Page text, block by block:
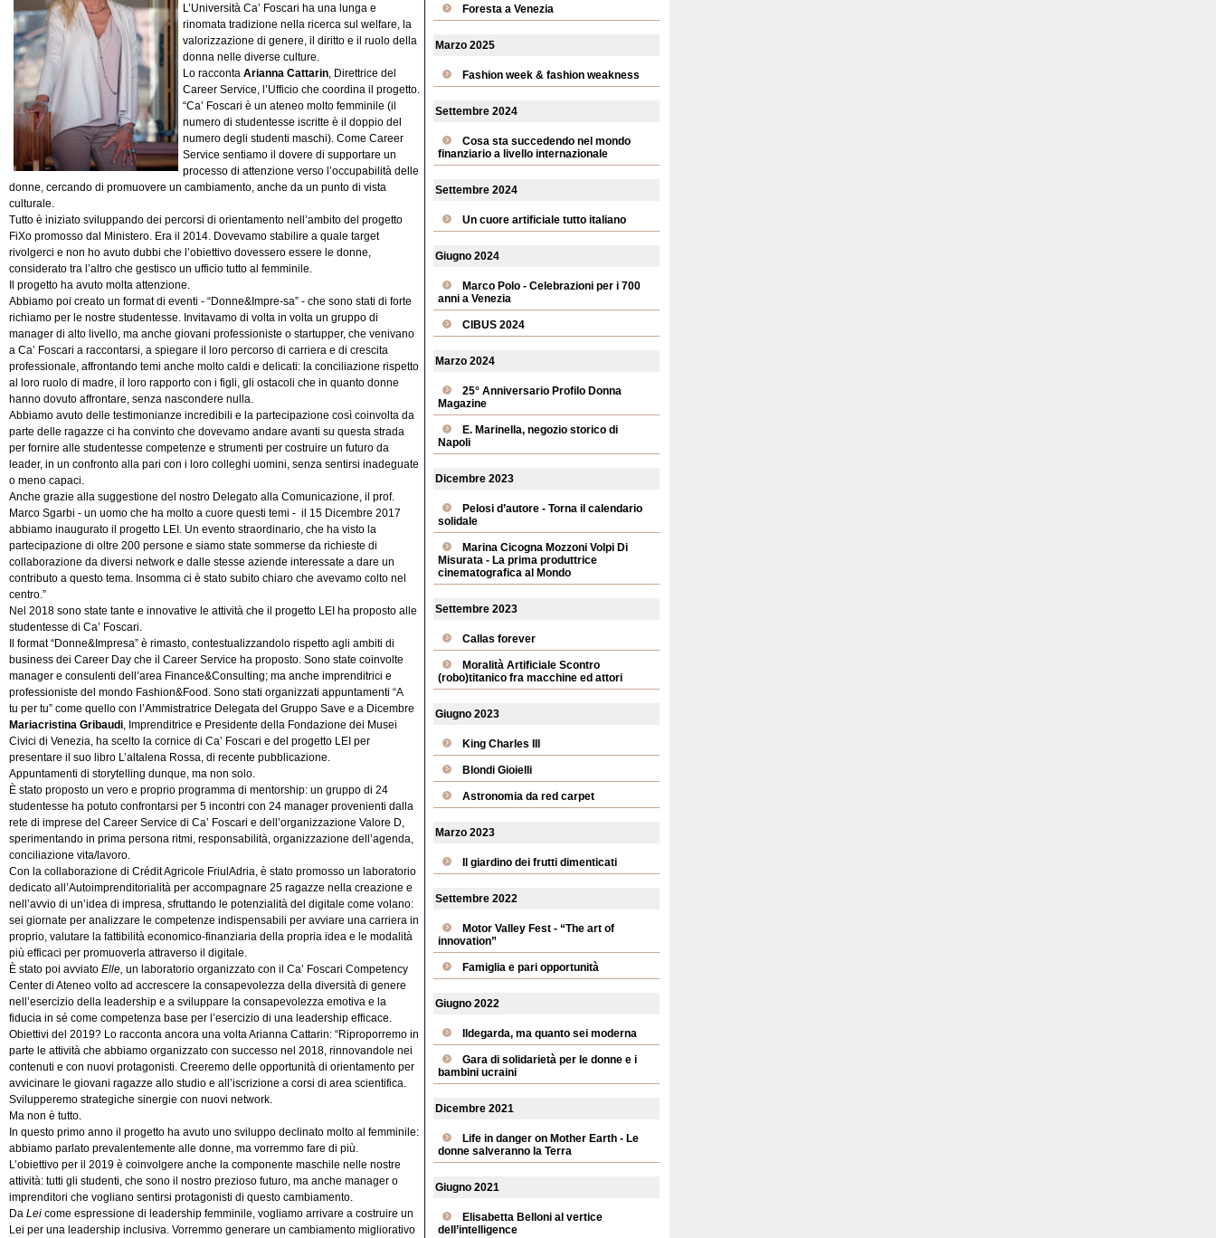
L’Università Ca’ Foscari ha una lunga e
rinomata tradizione nella ricerca sul welfare, la
valorizzazione di genere, il diritto e il ruolo della
donna nelle diverse culture.
Lo racconta Arianna Cattarin, Direttrice del
Career Service, l’Ufficio che coordina il progetto.
“Ca’ Foscari è un ateneo molto femminile (il
numero di studentesse iscritte è il doppio del
numero degli studenti maschi). Come Career
Service sentiamo il dovere di supportare un
processo di attenzione verso l’occupabilità delle
donne, cercando di promuovere un cambiamento, anche da un punto di vista
culturale.
Tutto è iniziato sviluppando dei percorsi di orientamento nell’ambito del progetto
FiXo promosso dal Ministero. Era il 2014. Dovevamo stabilire a quale target
rivolgerci e non ho avuto dubbi che l’obiettivo dovessero essere le donne,
considerato tra l’altro che gestisco un ufficio tutto al femminile.
Il progetto ha avuto molta attenzione.
Abbiamo poi creato un format di eventi - “Donne&Impre-sa” - che sono stati di forte
richiamo per le nostre studentesse. Invitavamo di volta in volta un gruppo di
manager di alto livello, ma anche giovani professioniste o startupper, che venivano
a Ca’ Foscari a raccontarsi, a spiegare il loro percorso di carriera e di crescita
professionale, affrontando temi anche molto caldi e delicati: la conciliazione rispetto
al loro ruolo di madre, il loro rapporto con i figli, gli ostacoli che in quanto donne
hanno dovuto affrontare, senza nascondere nulla.
Abbiamo avuto delle testimonianze incredibili e la partecipazione così coinvolta da
parte delle ragazze ci ha convinto che dovevamo andare avanti su questa strada
per fornire alle studentesse competenze e strumenti per costruire un futuro da
leader, in un confronto alla pari con i loro colleghi uomini, senza sentirsi inadeguate
o meno capaci.
Anche grazie alla suggestione del nostro Delegato alla Comunicazione, il prof.
Marco Sgarbi - un uomo che ha molto a cuore questi temi - il 15 Dicembre 2017
abbiamo inaugurato il progetto LEI. Un evento straordinario, che ha visto la
partecipazione di oltre 200 persone e siamo state sommerse da richieste di
collaborazione da diversi network e dalle stesse aziende interessate a dare un
contributo a questo tema. Insomma ci è stato subito chiaro che avevamo colto nel
centro.”
Nel 2018 sono state tante e innovative le attività che il progetto LEI ha proposto alle
studentesse di Ca’ Foscari.
Il format “Donne&Impresa” è rimasto, contestualizzandolo rispetto agli ambiti di
business dei Career Day che il Career Service ha proposto. Sono state coinvolte
manager e consulenti dell’area Finance&Consulting; ma anche imprenditrici e
professioniste del mondo Fashion&Food. Sono stati organizzati appuntamenti “A
tu per tu” come quello con l’Ammistratrice Delegata del Gruppo Save e a Dicembre
Mariacristina Gribaudi, Imprenditrice e Presidente della Fondazione dei Musei
Civici di Venezia, ha scelto la cornice di Ca’ Foscari e del progetto LEI per
presentare il suo libro L’altalena Rossa, di recente pubblicazione.
Appuntamenti di storytelling dunque, ma non solo.
È stato proposto un vero e proprio programma di mentorship: un gruppo di 24
studentesse ha potuto confrontarsi per 5 incontri con 24 manager provenienti dalla
rete di imprese del Career Service di Ca’ Foscari e dell’organizzazione Valore D,
sperimentando in prima persona ritmi, responsabilità, organizzazione dell’agenda,
conciliazione vita/lavoro.
Con la collaborazione di Crédit Agricole FriulAdria, è stato promosso un laboratorio
dedicato all’Autoimprenditorialità per accompagnare 25 ragazze nella creazione e
nell’avvio di un’idea di impresa, sfruttando le potenzialità del digitale come volano:
sei giornate per analizzare le competenze indispensabili per avviare una carriera in
proprio, valutare la fattibilità economico-finanziaria della propria idea e le modalità
più efficaci per promuoverla attraverso il digitale.
È stato poi avviato Elle, un laboratorio organizzato con il Ca’ Foscari Competency
Center di Ateneo volto ad accrescere la consapevolezza della diversità di genere
nell’esercizio della leadership e a sviluppare la consapevolezza emotiva e la
fiducia in sé come competenza base per l’esercizio di una leadership efficace.
Obiettivi del 2019? Lo racconta ancora una volta Arianna Cattarin: “Riproporremo in
parte le attività che abbiamo organizzato con successo nel 2018, rinnovandole nei
contenuti e con nuovi protagonisti. Creeremo delle opportunità di orientamento per
avvicinare le giovani ragazze allo studio e all’iscrizione a corsi di area scientifica.
Svilupperemo strategiche sinergie con nuovi network.
Ma non è tutto.
In questo primo anno il progetto ha avuto uno sviluppo declinato molto al femminile:
abbiamo parlato prevalentemente alle donne, ma vorremmo fare di più.
L’obiettivo per il 2019 è coinvolgere anche la componente maschile nelle nostre
attività: tutti gli studenti, che sono il nostro prezioso futuro, ma anche manager o
imprenditori che vogliano sentirsi protagonisti di questo cambiamento.
Da Lei come espressione di leadership femminile, vogliamo arrivare a costruire un
Lei per una leadership inclusiva. Vorremmo generare un cambiamento migliorativo
Foresta a Venezia
Marzo 2025
Fashion week & fashion weakness
Settembre 2024
Cosa sta succedendo nel mondo
finanziario a livello internazionale
Settembre 2024
Un cuore artificiale tutto italiano
Giugno 2024
Marco Polo - Celebrazioni per i 700
anni a Venezia
CIBUS 2024
Marzo 2024
25° Anniversario Profilo Donna
Magazine
E. Marinella, negozio storico di
Napoli
Dicembre 2023
Pelosi d’autore - Torna il calendario
solidale
Marina Cicogna Mozzoni Volpi Di
Misurata - La prima produttrice
cinematografica al Mondo
Settembre 2023
Callas forever
Moralità Artificiale Scontro
(robo)titanico fra macchine ed attori
Giugno 2023
King Charles III
Blondi Gioielli
Astronomia da red carpet
Marzo 2023
Il giardino dei frutti dimenticati
Settembre 2022
Motor Valley Fest - “The art of
innovation”
Famiglia e pari opportunità
Giugno 2022
Ildegarda, ma quanto sei moderna
Gara di solidarietà per le donne e i
bambini ucraini
Dicembre 2021
Life in danger on Mother Earth - Le
donne salveranno la Terra
Giugno 2021
Elisabetta Belloni al vertice
dell’intelligence